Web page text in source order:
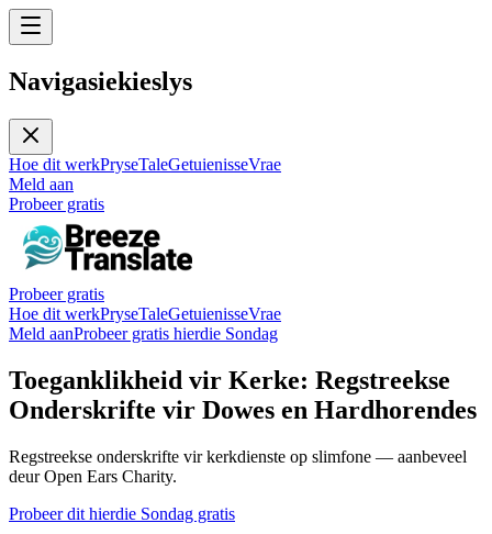
Navigasiekieslys
Hoe dit werkPryseTaleGetuienisseVrae
Meld aan
Probeer gratis
Probeer gratis
Hoe dit werkPryseTaleGetuienisseVrae
Meld aanProbeer gratis hierdie Sondag
Toeganklikheid vir Kerke: Regstreekse
Onderskrifte vir Dowes en Hardhorendes
Regstreekse onderskrifte vir kerkdienste op slimfone — aanbeveel
deur Open Ears Charity.
Probeer dit hierdie Sondag gratis